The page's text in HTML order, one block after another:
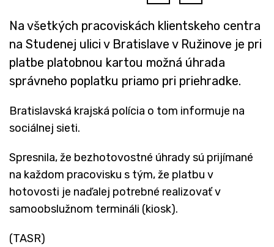
Na všetkých pracoviskách klientskeho centra
na Studenej ulici v Bratislave v Ružinove je pri
platbe platobnou kartou možná úhrada
správneho poplatku priamo pri priehradke.
Bratislavská krajská polícia o tom informuje na
sociálnej sieti.
Spresnila, že bezhotovostné úhrady sú prijímané
na každom pracovisku s tým, že platbu v
hotovosti je naďalej potrebné realizovať v
samoobslužnom termináli (kiosk).
(TASR)